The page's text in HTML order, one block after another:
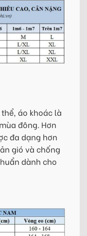
áo khoác là
đông. Hơn
đa dạng hơn
gió và chống
dành cho